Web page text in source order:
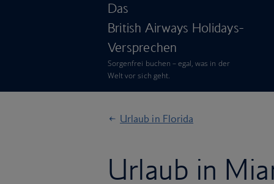
Das
British Airways Holidays-
Versprechen
Sorgenfrei buchen – egal, was in der
Welt vor sich geht.
Urlaub in Florida
Urlaub in